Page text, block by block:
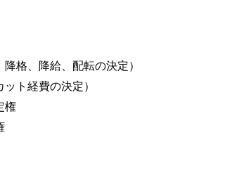
格、降給、配転の決定）
ト経費の決定）
権